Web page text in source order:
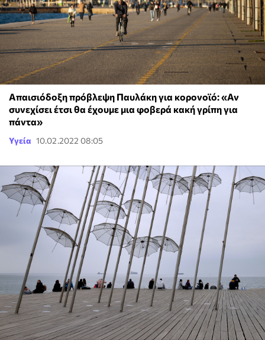
Απαισιόδοξη πρόβλεψη Παυλάκη για κορονοϊό: «Αν
συνεχίσει έτσι θα έχουμε μια φοβερά κακή γρίπη για
πάντα»
Υγεία 10.02.2022 08:05